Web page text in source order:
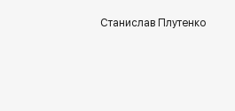
Станислав Плутенко